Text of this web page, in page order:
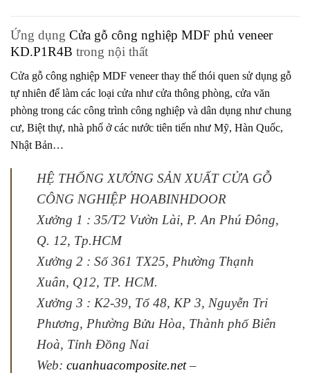
Ứng dụng Cửa gỗ công nghiệp MDF phủ veneer
KD.P1R4B trong nội thất
Cửa gỗ công nghiệp MDF veneerthay thế thói quen sử dụng gỗ
tự nhiên để làm các loại cửa như cửa thông phòng, cửa văn
phòng trong các công trình công nghiệp và dân dụng như chung
cư, Biệt thự, nhà phố ở các nước tiên tiến như Mỹ, Hàn Quốc,
Nhật Bản…
HỆ THỐNG XƯỞNG SẢN XUẤT CỬA GỖ
CÔNG NGHIỆP HOABINHDOOR
Xưởng 1 : 35/T2 Vườn Lài, P. An Phú Đông,
Q. 12, Tp.HCM
Xưởng 2 : Số 361 TX25, Phường Thạnh
Xuân, Q12, TP. HCM.
Xưởng 3 : K2-39, Tổ 48, KP 3, Nguyễn Tri
Phương, Phường Bửu Hòa, Thành phố Biên
Hoà, Tỉnh Đồng Nai
Web: cuanhuacomposite.net–